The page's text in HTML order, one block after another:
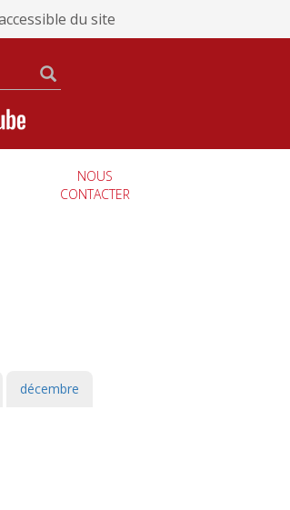
du site
NOUS
CONTACTER
décembre